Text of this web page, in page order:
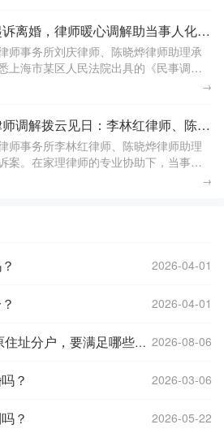
夫妻闪婚后妻子三次起诉离婚，律师暖心调解助当事人化心结：刘庆律师、陈晓烨律师助理获赠锦旗
师事务所刘庆律师、陈晓烨律师助理承
上海市某区人民法院出具的《民事调解
先生成功解决了婚姻难题。李女士与
→
离婚纠纷权益难断，律师调解拨云见日：李林红律师、陈晓烨律师助理获赠锦旗
师事务所李林红律师、陈晓烨律师助理
案。在家理律师的专业协助下，当事人
中迎来了新的转机。胡先生与郭女士
→
2026-04-01
2026-04-01
2026-08-06
分户，要满足哪些条件
2026-03-06
？
2026-05-22
？